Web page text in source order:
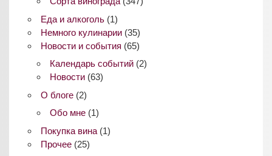
Еда и алкоголь(1)
Немного кулинарии(35)
Новости и события (65)
Календарь событий(2)
Новости(63)
О блоге(2)
Обо мне(1)
Покупка вина(1)
Прочее(25)